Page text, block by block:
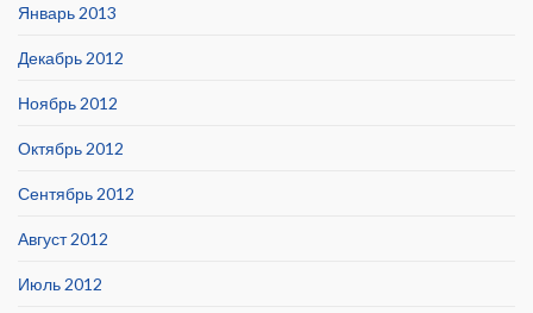
Январь 2013
Декабрь 2012
Ноябрь 2012
Октябрь 2012
Сентябрь 2012
Август 2012
Июль 2012